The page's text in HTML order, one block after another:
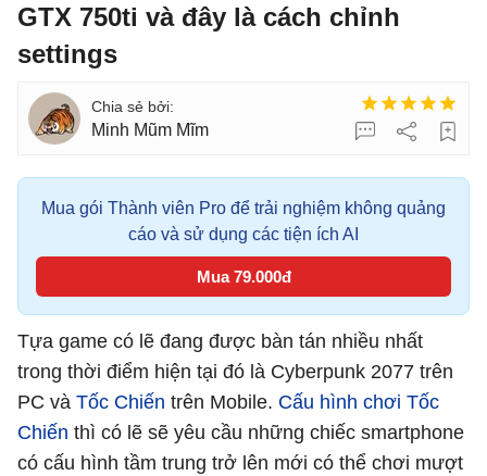
GTX 750ti và đây là cách chỉnh
settings
Minh Mũm Mĩm
Mua gói Thành viên Pro để trải nghiệm không quảng
cáo và sử dụng các tiện ích AI
Mua 79.000đ
Tựa game có lẽ đang được bàn tán nhiều nhất
trong thời điểm hiện tại đó là Cyberpunk 2077 trên
PC và Tốc Chiến trên Mobile. Cấu hình chơi Tốc
Chiến thì có lẽ sẽ yêu cầu những chiếc smartphone
có cấu hình tầm trung trở lên mới có thể chơi mượt